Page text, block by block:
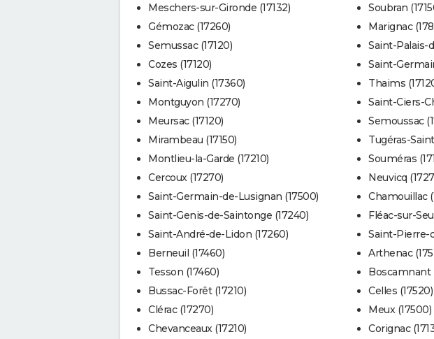
Meschers-sur-Gironde (17132)
Gémozac (17260)
Semussac (17120)
Cozes (17120)
Saint-Aigulin (17360)
Montguyon (17270)
Meursac (17120)
Mirambeau (17150)
Montlieu-la-Garde (17210)
Cercoux (17270)
Saint-Germain-de-Lusignan (17500)
Saint-Genis-de-Saintonge (17240)
Saint-André-de-Lidon (17260)
Berneuil (17460)
Tesson (17460)
Bussac-Forêt (17210)
Clérac (17270)
Chevanceaux (17210)
Soubran
Marignac
Saint-Palais-
Saint-
Thaims
Saint-Ciers-
Semoussac
Tugéras-
Souméras
Neuvicq
Chamouillac
Fléac-sur-
Saint-Pierre-
Arthenac
Boscamnant
Celles (17520)
Meux (17500)
Corignac